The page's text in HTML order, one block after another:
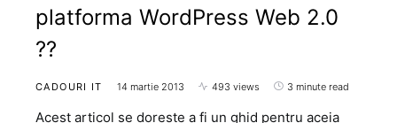
platforma WordPress Web 2.0
??
CADOURI IT 14 martie 2013 493 views 3 minute read
Acest articol se doreste a fi un ghid pentru aceia